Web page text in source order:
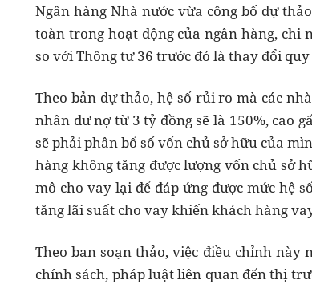
Ngân hàng Nhà nước vừa công bố dự
toàn trong hoạt động của ngân hàng, chi
so với Thông tư 36 trước đó là thay đổi
Theo bản dự thảo, hệ số rủi ro mà các
nhân dư nợ từ 3 tỷ đồng sẽ là 150%, cao
sẽ phải phân bổ số vốn chủ sở hữu của
hàng không tăng được lượng vốn chủ sở
mô cho vay lại để đáp ứng được mức hệ
tăng lãi suất cho vay khiến khách hàng
Theo ban soạn thảo, việc điều chỉnh này
chính sách, pháp luật liên quan đến thị